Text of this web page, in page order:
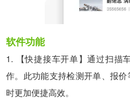
软件功能
1. 【快捷接车开单】通过扫描
作。此功能支持检测开单、报
时更加便捷高效。